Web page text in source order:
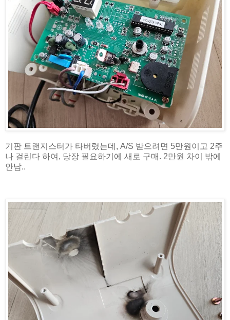
기판 트랜지스터가 타버렸는데, A/S 받으려면 5만원이고 2주
나 걸린다 하여, 당장 필요하기에 새로 구매. 2만원 차이 밖에
안남..